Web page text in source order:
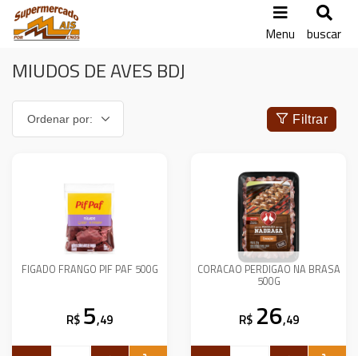
Menu buscar
MIUDOS DE AVES BDJ
Filtrar
FIGADO FRANGO PIF PAF 500G
R$ 5,49
CORACAO PERDIGAO NA BRASA
500G
R$ 26,49